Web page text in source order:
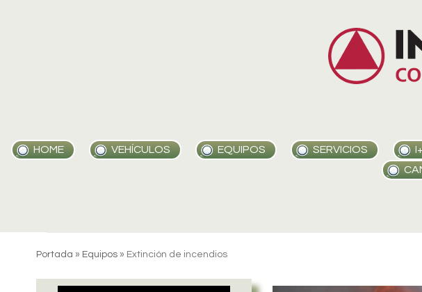
HOME VEHÍCULOS EQUIPOS SERVICIOS
Portada » Equipos » Extinción de incendios